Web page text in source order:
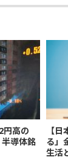
円高の
導体銘
【
る」
生活